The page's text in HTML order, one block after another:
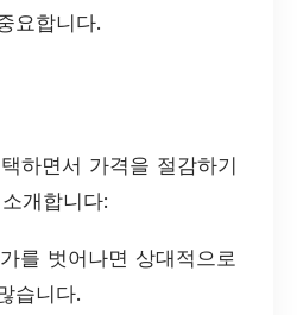
요합니다.
하면서 가격을 절감하기
개합니다:
를 벗어나면 상대적으로
습니다.